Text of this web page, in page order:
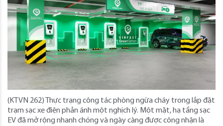
(KTVN 262) Thực trạng công tác phòng ngừa cháy trong lắp đặt
trạm sạc xe điện phản ánh một nghịch lý. Một mặt, hạ tầng sạc
EV đã mở rộng nhanh chóng và ngày càng được công nhận là